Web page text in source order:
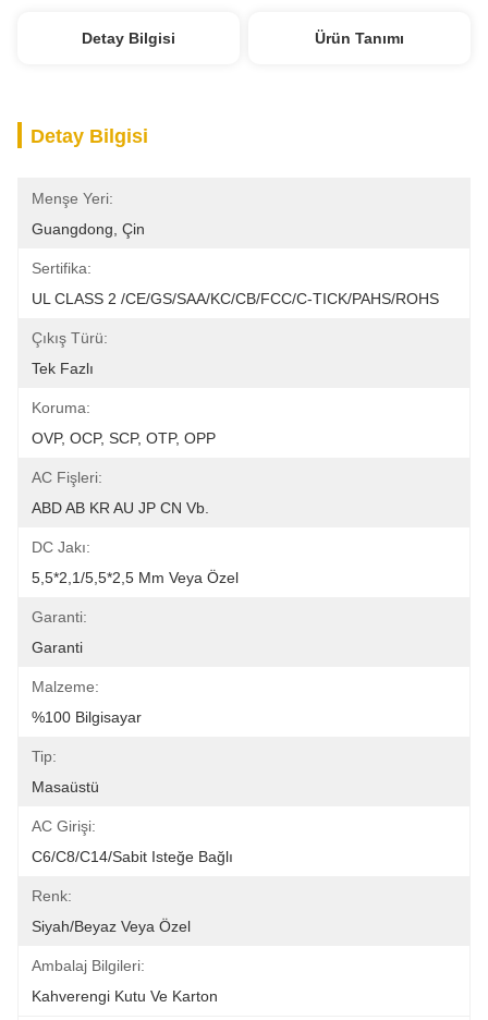
Detay Bilgisi Ürün Tanımı
Detay Bilgisi
Menşe Yeri:
Guangdong, Çin
Sertifika:
UL CLASS 2 /CE/GS/SAA/KC/CB/FCC/C-TICK/PAHS/ROHS
Çıkış Türü:
Tek Fazlı
Koruma:
OVP, OCP, SCP, OTP, OPP
AC Fişleri:
ABD AB KR AU JP CN Vb.
DC Jakı:
5,5*2,1/5,5*2,5 Mm Veya Özel
Garanti:
Garanti
Malzeme:
%100 Bilgisayar
Tip:
Masaüstü
AC Girişi:
C6/C8/C14/Sabit Isteğe Bağlı
Renk:
Siyah/Beyaz Veya Özel
Ambalaj Bilgileri:
Kahverengi Kutu Ve Karton